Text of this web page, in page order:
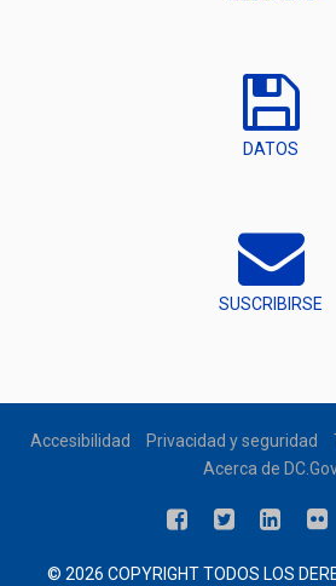
DATOS
SUSCRIBIRSE
Accesibilidad Privacidad y seguridad
Acerca de
© 2026 COPYRIGHT TODOS LOS